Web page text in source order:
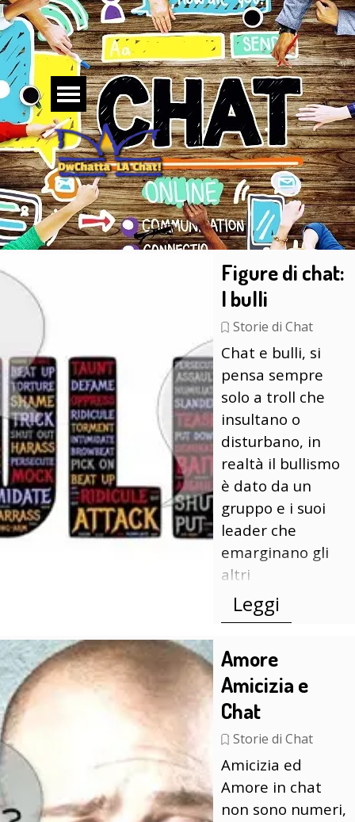
Vai ai contenuti
Salta menù
Figure di chat:
I bulli
Storie di Chat
Chat e bulli, si
pensa sempre
solo a troll che
insultano o
disturbano, in
realtà il bullismo
è dato da un
gruppo e i suoi
leader che
emarginano gli
altri
Leggi
Amore
Amicizia e
Chat
Storie di Chat
Amicizia ed
Amore in chat
non sono numeri,